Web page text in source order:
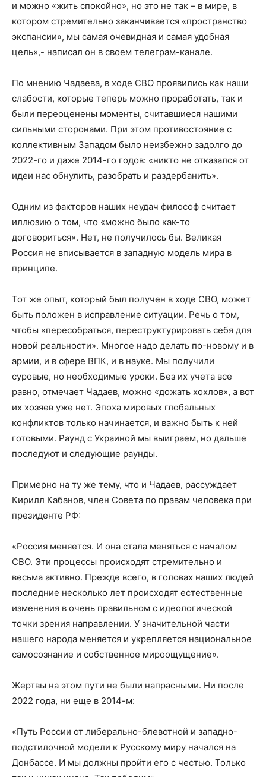
и можно «жить спокойно», но это не так – в мире, в
котором стремительно заканчивается «пространство
экспансии», мы самая очевидная и самая удобная
цель»,- написал он в своем телеграм-канале.
По мнению Чадаева, в ходе СВО проявились как наши
слабости, которые теперь можно проработать, так и
были переоценены моменты, считавшиеся нашими
сильными сторонами. При этом противостояние с
коллективным Западом было неизбежно задолго до
2022-го и даже 2014-го годов: «никто не отказался от
идеи нас обнулить, разобрать и раздербанить».
Одним из факторов наших неудач философ считает
иллюзию о том, что «можно было как-то
договориться». Нет, не получилось бы. Великая
Россия не вписывается в западную модель мира в
принципе.
Тот же опыт, который был получен в ходе СВО, может
быть положен в исправление ситуации. Речь о том,
чтобы «пересобраться, переструктурировать себя для
новой реальности». Многое надо делать по-новому и в
армии, и в сфере ВПК, и в науке. Мы получили
суровые, но необходимые уроки. Без их учета все
равно, отмечает Чадаев, можно «дожать хохлов», а вот
их хозяев уже нет. Эпоха мировых глобальных
конфликтов только начинается, и важно быть к ней
готовыми. Раунд с Украиной мы выиграем, но дальше
последуют и следующие раунды.
Примерно на ту же тему, что и Чадаев, рассуждает
Кирилл Кабанов, член Совета по правам человека при
президенте РФ:
«Россия меняется. И она стала меняться с началом
СВО. Эти процессы происходят стремительно и
весьма активно. Прежде всего, в головах наших людей
последние несколько лет происходят естественные
изменения в очень правильном с идеологической
точки зрения направлении. У значительной части
нашего народа меняется и укрепляется национальное
самосознание и собственное мироощущение».
Жертвы на этом пути не были напрасными. Ни после
2022 года, ни еще в 2014-м:
«Путь России от либерально-блевотной и западно-
подстилочной модели к Русскому миру начался на
Донбассе. И мы должны пройти его с честью. Только